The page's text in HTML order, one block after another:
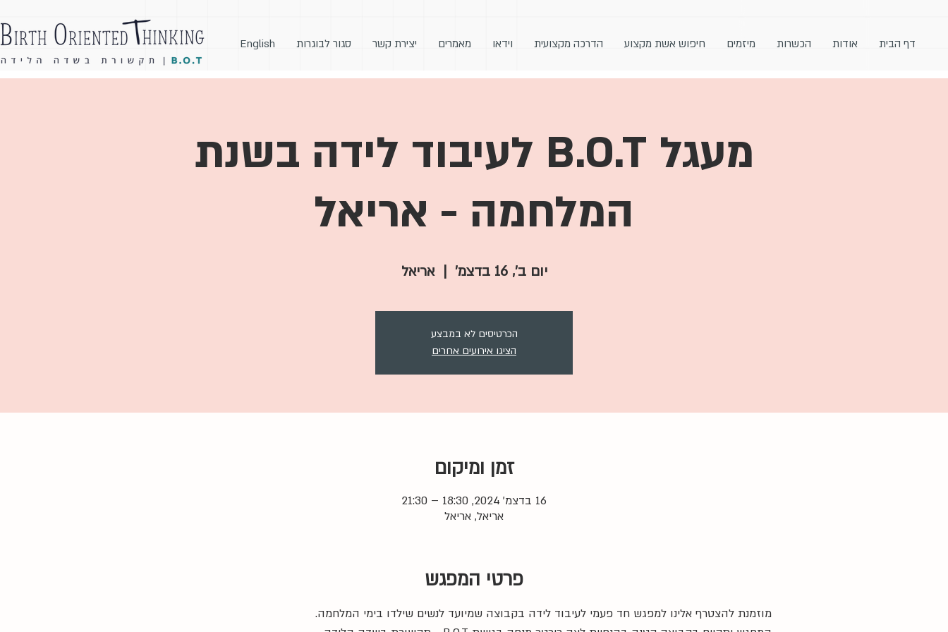
דף הבית אודות הכשרות מיזמים חיפוש אשת מקצוע הדרכה מקצועית וידאו מאמרים יצירת קשר סגור לבוגרות English
מעגל B.O.T לעיבוד לידה בשנת
המלחמה - אריאל
יום ב׳, 16 בדצמ׳
  |
אריאל
הכרטיסים לא במבצע
הציגו אירועים אחרים
זמן ומיקום
16 בדצמ׳ 2024, 18:30 – 21:30
אריאל, אריאל
פרטי המפגש
מוזמנת להצטרף אלינו למפגש חד פעמי לעיבוד לידה בקבוצה שמיועד לנשים שילדו בימי המלחמה.